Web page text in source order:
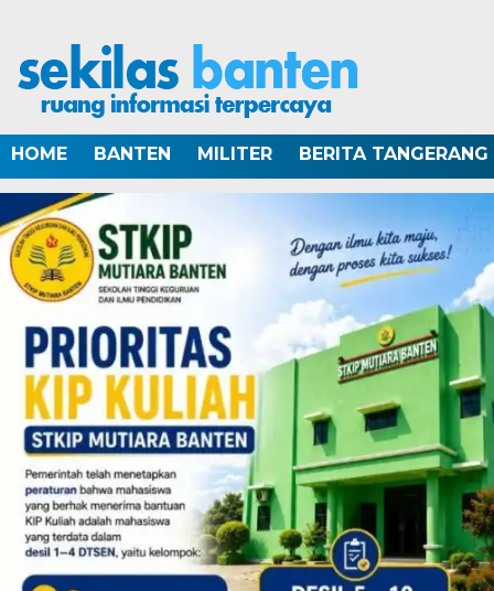
HOME BANTEN MILITER BERITA TANGERANG